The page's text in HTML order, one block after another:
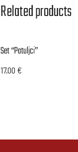
Related products
Set “Patuljci”
17,00 €